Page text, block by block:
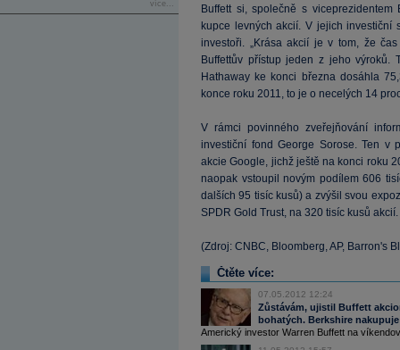
více...
Buffett si, společně s
kupce levných akcií. V jejich
investoři. „Krása akcií je v tom, že
Buffettův přístup jeden z jeho výroků.
Hathaway ke konci března dosáhla
konce roku 2011, to je o necelých 14
V rámci povinného zveřejňování
investiční fond George Sorose. Ten v
akcie Google, jichž ještě na konci roku
naopak vstoupil novým podílem 606
dalších 95 tisíc kusů) a zvýšil svou
SPDR Gold Trust, na 320 tisíc kusů akcií.
(Zdroj: CNBC, Bloomberg, AP, Barron's
Čtěte více:
07.05.2012 12:24
Zůstávám, ujistil Buffett
bohatých. Berkshire
Americký investor Warren Buffett na